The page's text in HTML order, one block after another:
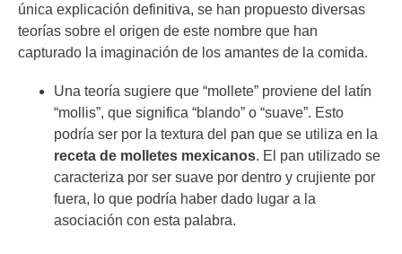
única explicación definitiva, se han propuesto diversas
teorías sobre el origen de este nombre que han
capturado la imaginación de los amantes de la comida.
Una teoría sugiere que “mollete” proviene del latín
“mollis”, que significa “blando” o “suave”. Esto
podría ser por la textura del pan que se utiliza en la
receta de molletes mexicanos. El pan utilizado se
caracteriza por ser suave por dentro y crujiente por
fuera, lo que podría haber dado lugar a la
asociación con esta palabra.